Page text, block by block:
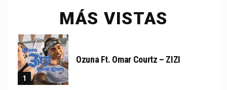
MÁS VISTAS
Ozuna Ft. Omar Courtz – ZIZI